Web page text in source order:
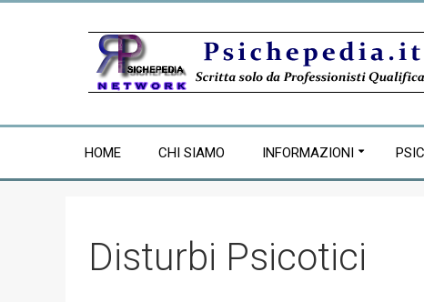
HOME CHI SIAMO INFORMAZIONI
Disturbi Psicotici